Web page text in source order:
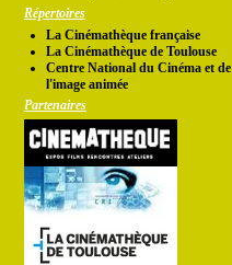
Répertoires
La Cinémathèque française
La Cinémathèque de Toulouse
Centre National du Cinéma et de
l'image animée
Partenaires